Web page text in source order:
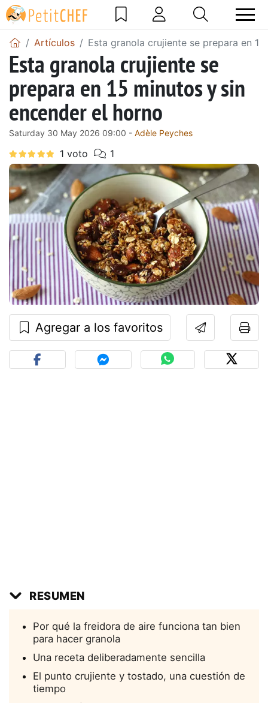
Artículos Esta granola crujiente se prepara en
Esta granola crujiente se
prepara en 15 minutos y sin
encender el horno
Saturday 30 May 2026 09:00 - Adèle Peyches
Agregar a los favoritos
RESUMEN
Por qué la freidora de aire funciona tan bien
para hacer granola
Una receta deliberadamente sencilla
El punto crujiente y tostado, una cuestión de
tiempo